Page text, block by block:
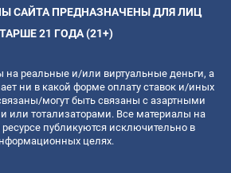
САЙТА ПРЕДНАЗНАЧЕНЫ ДЛЯ ЛИЦ
21 ГОДА (21+)
на реальные и/или виртуальные деньги, а
ни в какой форме оплату ставок и/иных
могут быть связаны с азартными
или тотализаторами. Все материалы на
публикуются исключительно в
целях.